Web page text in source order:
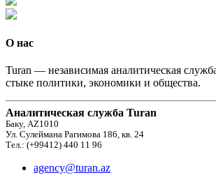
О нас
Turan — независимая аналитическая
стыке политики, экономики и общества.
Аналитическая служба Turan
Баку, AZ1010
Ул. Сулеймана Рагимова 186, кв. 24
Тел.: (+99412) 440 11 96
agency@turan.az